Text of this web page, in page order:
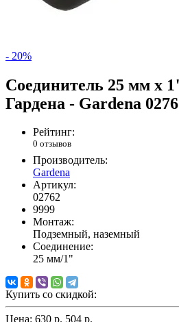
- 20%
Соединитель 25 мм х
Гардена - Gardena
Рейтинг:
0 отзывов
Производитель:
Gardena
Артикул:
02762
9999
Монтаж:
Подземный, наземный
Соединение:
25 мм/1"
Купить со скидкой:
Цена: 630 р. 504 р.